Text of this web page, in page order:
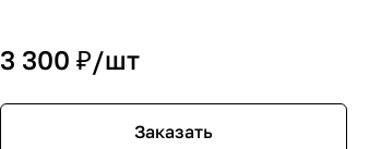
3 300 ₽/шт
Заказать